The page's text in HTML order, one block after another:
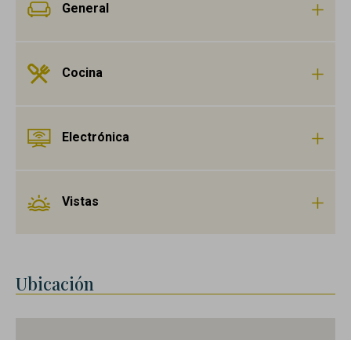
General
Cocina
Electrónica
Vistas
Ubicación